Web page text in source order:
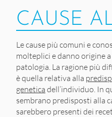
CAUSE
Le cause più comuni e
molteplici e danno origine
patologia. La ragione più
è quella relativa alla
genetica dell’individuo. In
sembrano predisposti alla
sarebbero presenti dei